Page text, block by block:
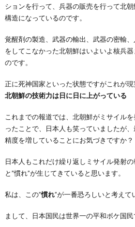
ションを行って、兵器の販売を行って北
構造になっているのです。
覚醒剤の製造、武器の輸出、武器の密輸
をしてこなかった北朝鮮はいよいよ核兵
のです。
正に死神国家といった状態ですがこれが現
北朝鮮の技術力は日に日に上がっている
これまでの報道では、北朝鮮がミサイル
ったことで、日本人も笑っていましたが
精度を増していることにお気づきですか？
日本人もこれだけ繰り返しミサイル発射
と”慣れ”が生じてきていると思います。
私は、この”慣れ”が一番恐ろしいと考えて
まして、日本国民は世界一の平和ボケ国民